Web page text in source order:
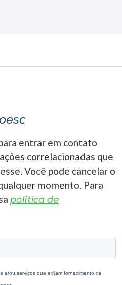
entrar em contato
correlacionadas que
Você pode cancelar o
momento. Para
política de